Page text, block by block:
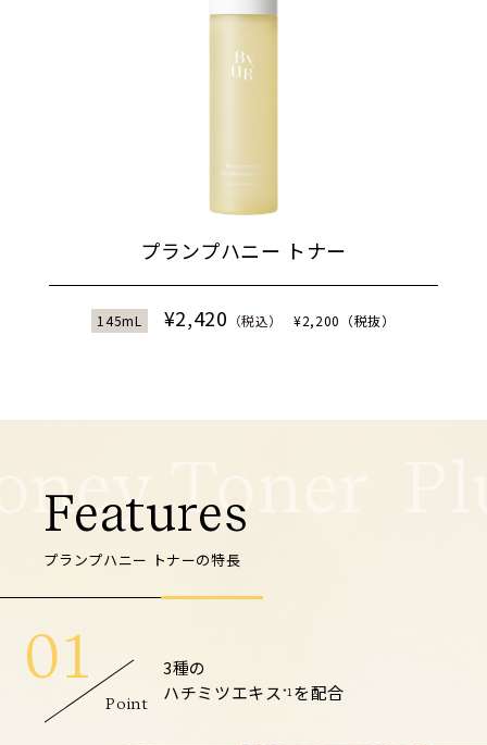
プランプハニー トナー
145mL ¥2,420 （税込） ¥2,200（税抜）
Toner
Features
プランプハニー トナーの特長
01
Point
3種の
ハチミツエキス *1 を配合